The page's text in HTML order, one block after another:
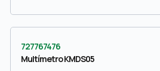
727767476
Multímetro KMDS05